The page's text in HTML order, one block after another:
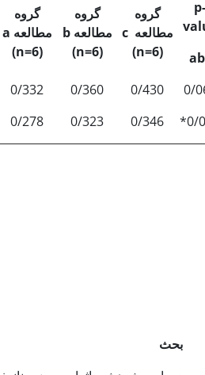
گروه
مطالعه a
(n=6)
گروه
مطالعهb
(n=6)
گروه
مطالعه c
(n=6)
p-
0/332 0/360 0/430
0/
0/278 0/323 0/346 *0/
بحث